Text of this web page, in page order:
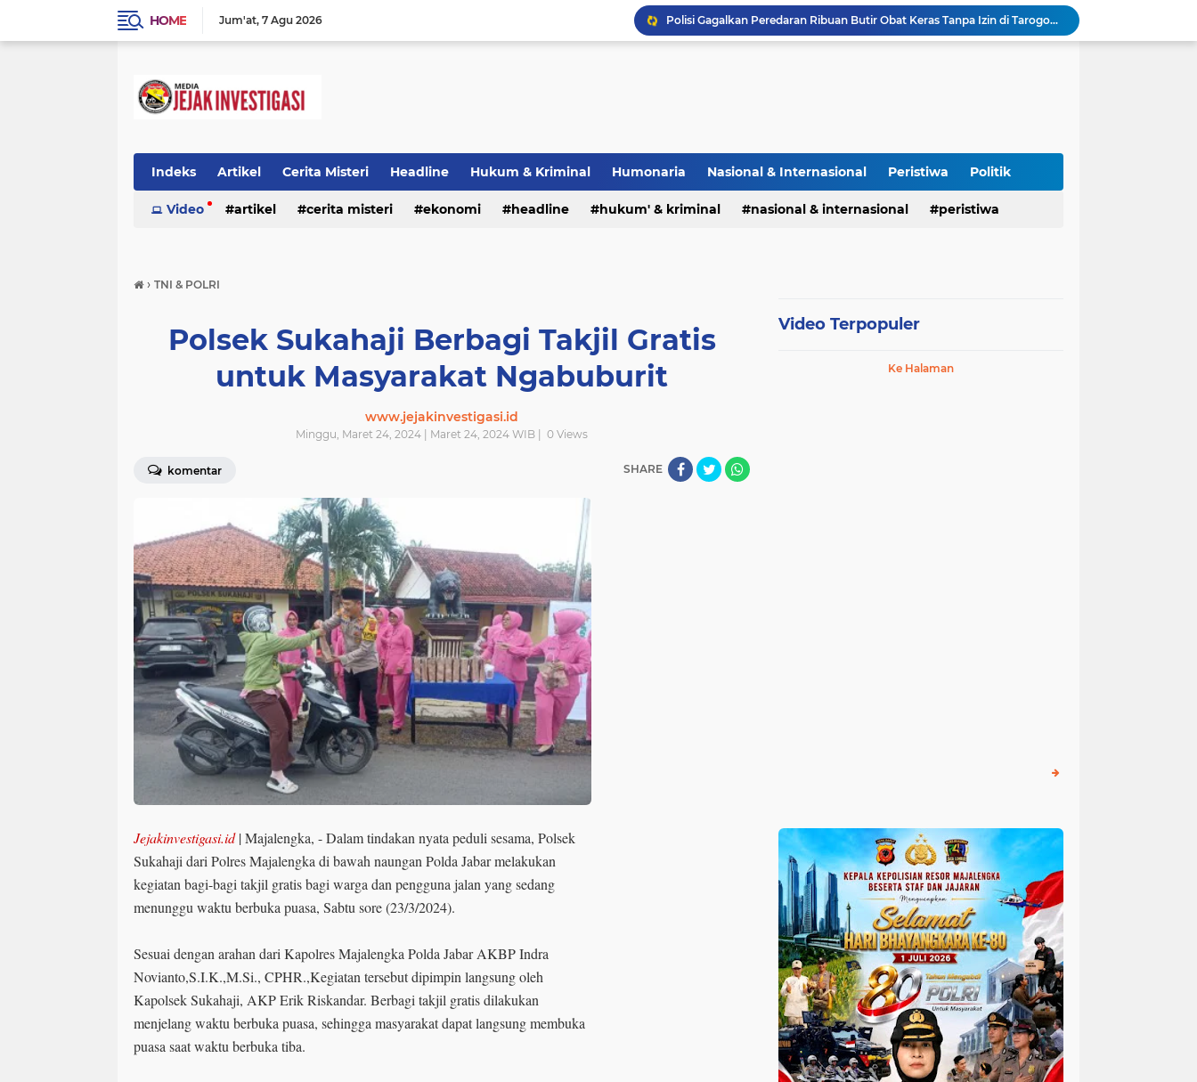
HOME Jum'at 7 Agu 2026
Polisi Gagalkan Peredaran Ribuan Butir Obat Keras Tanpa Izin di Tarogong Kidul
PAI dan 19 Organisasi Advokat Tolak Dewan Advokat Nasional, Sultan Junaidi: Jangan Ada Intervensi, Kembalikan Marwah Advokat
Polres Majalengka Gelar Konferensi Pers Ungkap Kasus Peredaran Sabu 18,13 Gram
Indeks Artikel Cerita Misteri Headline Hukum & Kriminal Humonaria Nasional & Internasional Peristiwa Politik
Prestasi Ragam Info Seputar Daerah TNI & POLRI UU Pers
Video artikel cerita misteri ekonomi headline hukum' & kriminal nasional & internasional peristiwa
› TNI & POLRI
Polsek Sukahaji Berbagi Takjil Gratis
untuk Masyarakat Ngabuburit
www.jejakinvestigasi.id
Minggu, Maret 24, 2024 | Maret 24, 2024 WIB | 0 Views
komentar SHARE
Jejakinvestigasi.id | Majalengka, - Dalam tindakan nyata peduli sesama, Polsek
Sukahaji dari Polres Majalengka di bawah naungan Polda Jabar melakukan
kegiatan bagi-bagi takjil gratis bagi warga dan pengguna jalan yang sedang
menunggu waktu berbuka puasa, Sabtu sore (23/3/2024).
Sesuai dengan arahan dari Kapolres Majalengka Polda Jabar AKBP Indra
Novianto,S.I.K.,M.Si., CPHR.,Kegiatan tersebut dipimpin langsung oleh
Kapolsek Sukahaji, AKP Erik Riskandar. Berbagi takjil gratis dilakukan
menjelang waktu berbuka puasa, sehingga masyarakat dapat langsung membuka
puasa saat waktu berbuka tiba.
Video Terpopuler
Ke Halaman